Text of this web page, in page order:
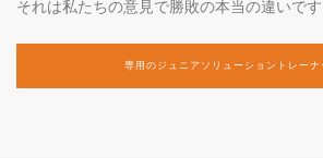
それは私たちの意見で勝敗の本当の違いです
専用のジュニアソリューショントレーナ